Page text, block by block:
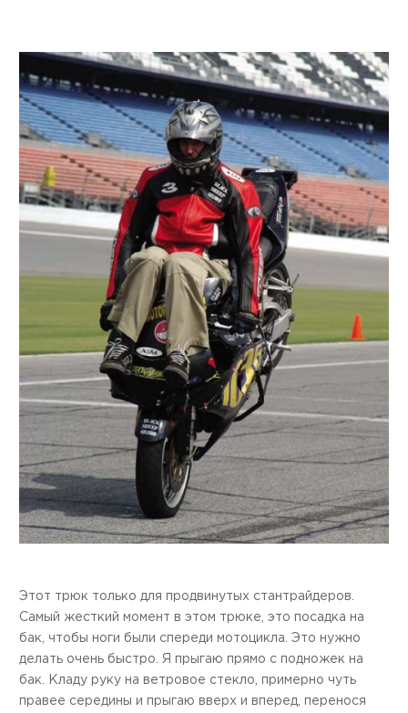
Этот трюк только для продвинутых стантрайдеров.
Самый жесткий момент в этом трюке, это посадка на
бак, чтобы ноги были спереди мотоцикла. Это нужно
делать очень быстро. Я прыгаю прямо с подножек на
бак. Кладу руку на ветровое стекло, примерно чуть
правее середины и прыгаю вверх и вперед, перенося